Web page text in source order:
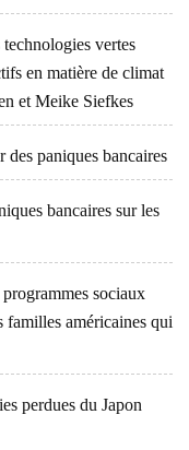
vertes
en matière de climat
et Meike Siefkes
paniques bancaires
bancaires sur les
sociaux
familles américaines qui
perdues du Japon